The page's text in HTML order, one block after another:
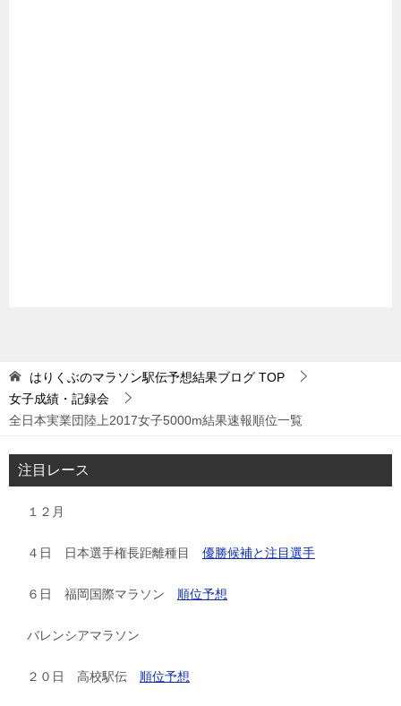
はりくぶのマラソン駅伝予想結果ブログ TOP
女子成績・記録会
全日本実業団陸上2017女子5000m結果速報順位一覧
注目レース
１２月
４日 日本選手権長距離種目 優勝候補と注目選手
６日 福岡国際マラソン 順位予想
バレンシアマラソン
２０日 高校駅伝 順位予想